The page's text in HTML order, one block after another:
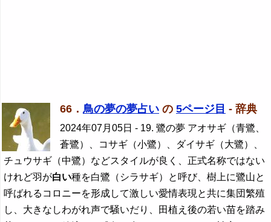
66． 鳥の夢の夢占い の 5ページ目 - 辞典
2024年07月05日 - 19. 鷺の夢 アオサギ（青鷺、
蒼鷺）、コサギ（小鷺）、ダイサギ（大鷺）、
チュウサギ（中鷺）などスタイルが良く、正式名称ではない
けれど羽が白い種を白鷺（シラサギ）と呼び、樹上に鷺山と
呼ばれるコロニーを形成して激しい愛情表現と共に集団繁殖
し、大きなしわがれ声で騒いだり、田植え後の若い苗を踏み